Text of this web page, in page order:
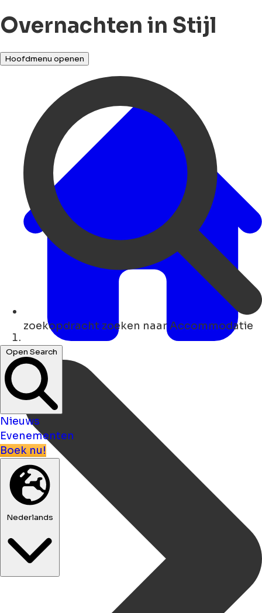
Overnachten in Stijl
Hoofdmenu openen
zoekopdracht zoeken naar Accommodatie
Open Search
Nieuws
Evenementen
Boek nu!
Nederlands
Thuis